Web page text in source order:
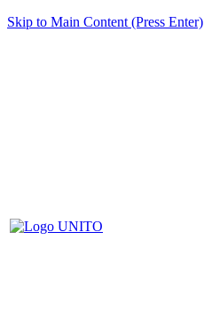
Skip to Main Content (Press Enter)